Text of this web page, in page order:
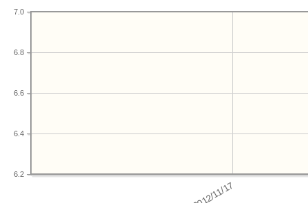
6.2
6.4
6.6
6.8
7.0